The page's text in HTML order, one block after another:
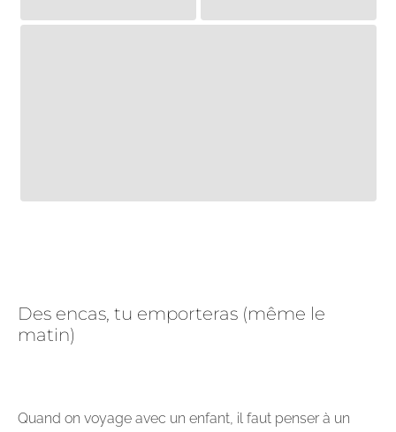
Des encas, tu emporteras (même le
matin)
Quand on voyage avec un enfant, il faut penser à un